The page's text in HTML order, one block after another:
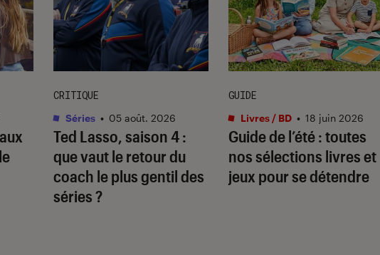
Ted Lasso, saison 4 :
que vaut le retour du
coach le plus gentil des
séries ?
CRITIQUE
Séries • 05 août. 2026
Guide de l’été : toutes
nos sélections livres et
jeux pour se détendre
GUIDE
Livres / BD • 18 juin 2026